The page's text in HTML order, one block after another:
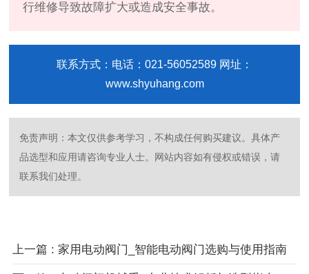
行维修导致故障扩大或造成安全事故。
联系方式：电话：021-56052589 网址：
www.shyuhang.com
免责声明：本文仅供参考学习，不构成任何购买建议。具体产
品选型和应用请咨询专业人士。网站内容如有侵权或错误，请
联系我们处理。
上一篇 : 家用电动阀门_智能电动阀门选购与使用指南